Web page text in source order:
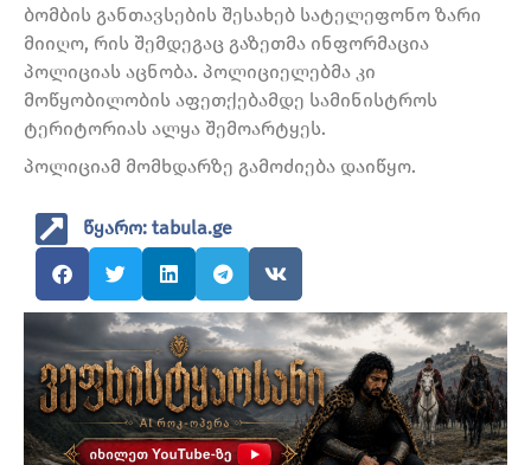
ბომბის განთავსების შესახებ სატელეფონო ზარი
მიიღო, რის შემდეგაც გაზეთმა ინფორმაცია
პოლიციას აცნობა. პოლიციელებმა კი
მოწყობილობის აფეთქებამდე სამინისტროს
ტერიტორიას ალყა შემოარტყეს.
პოლიციამ მომხდარზე გამოძიება დაიწყო.
წყარო: tabula.ge